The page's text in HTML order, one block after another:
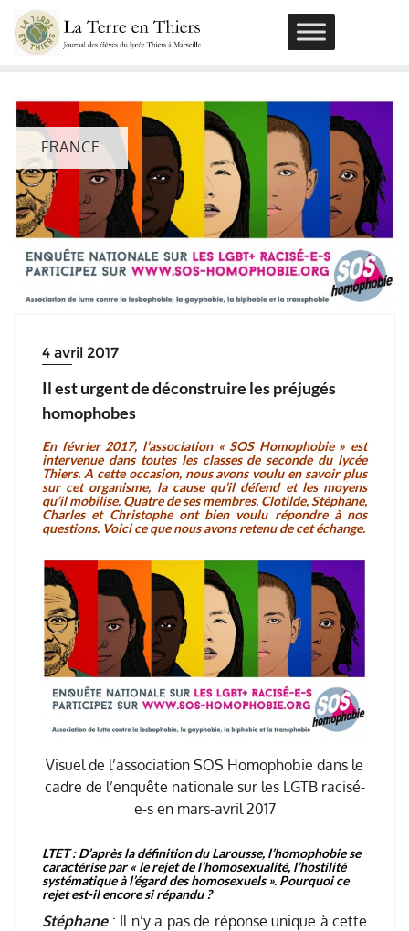
Skip
content
FRANCE
4 avril 2017
Il est urgent de déconstruire les préjugés
homophobes
En février 2017, l’association « SOS Homophobie » est
intervenue dans toutes les classes de seconde du lycée
Thiers. A cette occasion, nous avons voulu en savoir plus
sur cet organisme, la cause qu’il défend et les moyens
qu’il mobilise. Quatre de ses membres, Clotilde, Stéphane,
Charles et Christophe ont bien voulu répondre à nos
questions. Voici ce que nous avons retenu de cet échange.
Visuel de l’association SOS Homophobie dans le
cadre de l’enquête nationale sur les LGTB racisé-
e-s en mars-avril 2017
LTET : D’après la définition du Larousse, l’homophobie se
caractérise par « le rejet de l’homosexualité, l’hostilité
systématique à l’égard des homosexuels ». Pourquoi ce
rejet est-il encore si répandu ?
Stéphane: Il n’y a pas de réponse unique à cette